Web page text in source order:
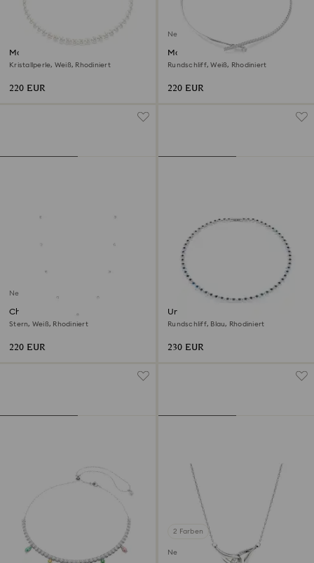
Matrix Halskette
Kristallperle, Weiß, Rhodiniert
220 EUR
Neu
Matrix Halskette
Rundschliff, Weiß, Rhodiniert
220 EUR
Neu
Chroma lange Halskette
Stern, Weiß, Rhodiniert
220 EUR
Una Angelic Halskette
Rundschliff, Blau, Rhodiniert
230 EUR
2 Farben
Neu